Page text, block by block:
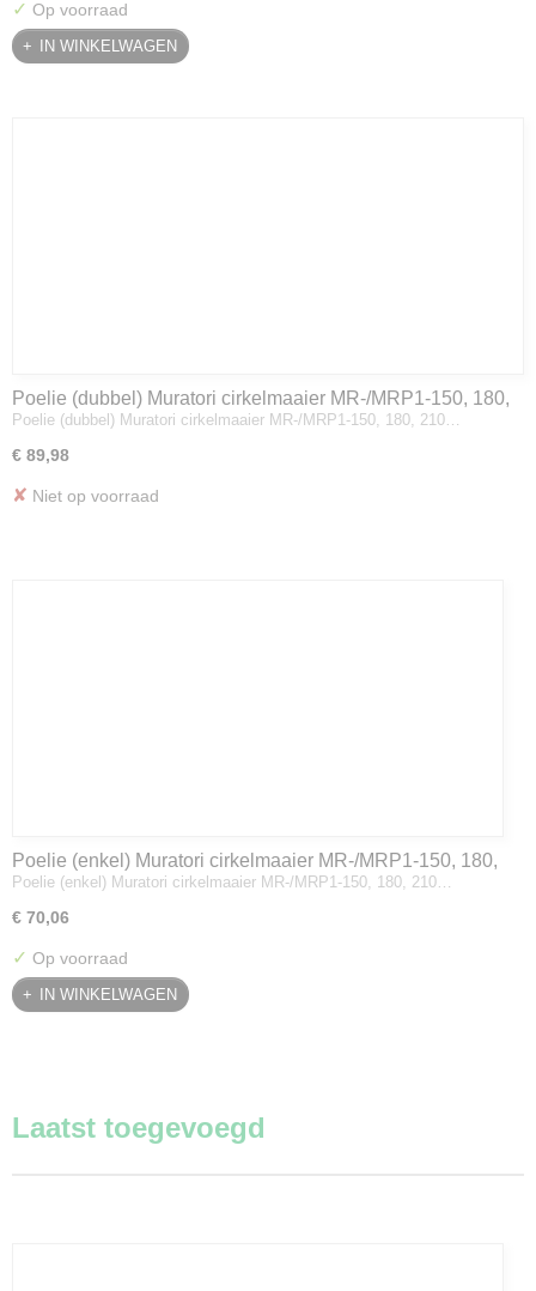
✓ Op voorraad
IN WINKELWAGEN
Poelie (dubbel) Muratori cirkelmaaier MR-/MRP1-150, 180,
210
Poelie (dubbel) Muratori cirkelmaaier MR-/MRP1-150, 180, 210…
€ 89,98
✘ Niet op voorraad
Poelie (enkel) Muratori cirkelmaaier MR-/MRP1-150, 180,
210
Poelie (enkel) Muratori cirkelmaaier MR-/MRP1-150, 180, 210…
€ 70,06
✓ Op voorraad
IN WINKELWAGEN
Laatst toegevoegd